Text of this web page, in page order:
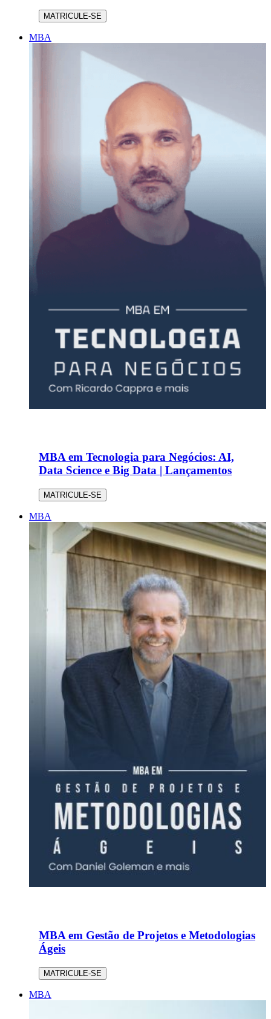
MATRICULE-SE
MBA
MBA em Tecnologia para Negócios: AI,
Data Science e Big Data | Lançamentos
MATRICULE-SE
MBA
MBA em Gestão de Projetos e Metodologias
Ágeis
MATRICULE-SE
MBA